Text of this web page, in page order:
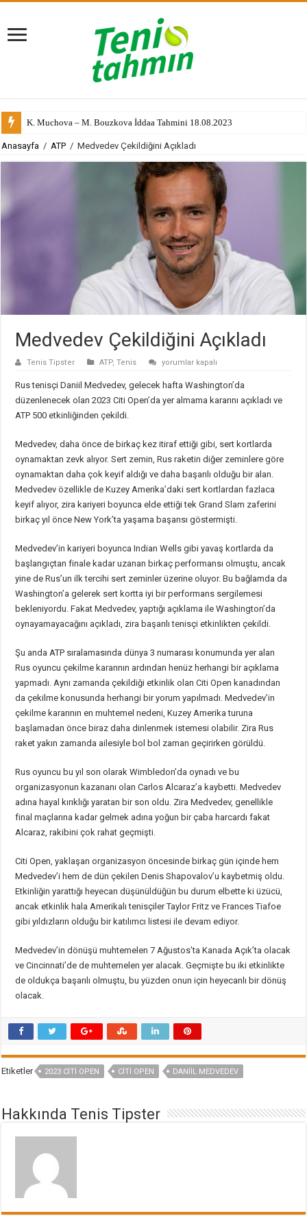
K. Muchova – M. Bouzkova İddaa Tahmini 18.08.2023
Anasayfa / ATP / Medvedev Çekildiğini Açıkladı
Medvedev Çekildiğini Açıkladı
Tenis Tipster ATP,Tenis
Medvedev
Açıkladı
için
yorumlar kapalı
Rus tenisçi Daniil Medvedev, gelecek hafta Washington’da
düzenlenecek olan 2023 Citi Open’da yer almama kararını açıkladı ve
ATP 500 etkinliğinden çekildi.
Medvedev, daha önce de birkaç kez itiraf ettiği gibi, sert kortlarda
oynamaktan zevk alıyor. Sert zemin, Rus raketin diğer zeminlere göre
oynamaktan daha çok keyif aldığı ve daha başarılı olduğu bir alan.
Medvedev özellikle de Kuzey Amerika’daki sert kortlardan fazlaca
keyif alıyor, zira kariyeri boyunca elde ettiği tek Grand Slam zaferini
birkaç yıl önce New York’ta yaşama başarısı göstermişti.
Medvedev’in kariyeri boyunca Indian Wells gibi yavaş kortlarda da
başlangıçtan finale kadar uzanan birkaç performansı olmuştu, ancak
yine de Rus’un ilk tercihi sert zeminler üzerine oluyor. Bu bağlamda da
Washington’a gelerek sert kortta iyi bir performans sergilemesi
bekleniyordu. Fakat Medvedev, yaptığı açıklama ile Washington’da
oynayamayacağını açıkladı, zira başarılı tenisçi etkinlikten çekildi.
Şu anda ATP sıralamasında dünya 3 numarası konumunda yer alan
Rus oyuncu çekilme kararının ardından henüz herhangi bir açıklama
yapmadı. Aynı zamanda çekildiği etkinlik olan Citi Open kanadından
da çekilme konusunda herhangi bir yorum yapılmadı. Medvedev’in
çekilme kararının en muhtemel nedeni, Kuzey Amerika turuna
başlamadan önce biraz daha dinlenmek istemesi olabilir. Zira Rus
raket yakın zamanda ailesiyle bol bol zaman geçirirken görüldü.
Rus oyuncu bu yıl son olarak Wimbledon’da oynadı ve bu
organizasyonun kazananı olan Carlos Alcaraz’a kaybetti. Medvedev
adına hayal kırıklığı yaratan bir son oldu. Zira Medvedev, genellikle
final maçlarına kadar gelmek adına yoğun bir çaba harcardı fakat
Alcaraz, rakibini çok rahat geçmişti.
Citi Open, yaklaşan organizasyon öncesinde birkaç gün içinde hem
Medvedev’i hem de dün çekilen Denis Shapovalov’u kaybetmiş oldu.
Etkinliğin yarattığı heyecan düşünüldüğün bu durum elbette ki üzücü,
ancak etkinlik hala Amerikalı tenisçiler Taylor Fritz ve Frances Tiafoe
gibi yıldızların olduğu bir katılımcı listesi ile devam ediyor.
Medvedev’in dönüşü muhtemelen 7 Ağustos’ta Kanada Açık’ta olacak
ve Cincinnati’de de muhtemelen yer alacak. Geçmişte bu iki etkinlikte
de oldukça başarılı olmuştu, bu yüzden onun için heyecanlı bir dönüş
olacak.
Etiketler 2023 CITI OPEN CITI OPEN DANIIL MEDVEDEV
Hakkında Tenis Tipster